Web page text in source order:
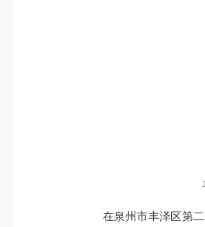
在泉州市丰泽区第二